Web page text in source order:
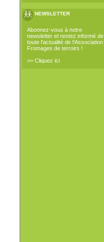
NEWSLETTER
Abonnez-vous à notre
newsletter et restez informé de
toute l'actualité de l'Association
Fromages de terroirs !
>> Cliquez ici